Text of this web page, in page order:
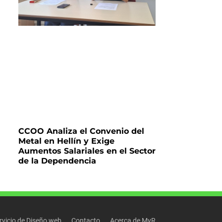
CCOO Analiza el Convenio del
Metal en Hellín y Exige
Aumentos Salariales en el Sector
de la Dependencia
de Diseño web Contacto Acerca de MyR